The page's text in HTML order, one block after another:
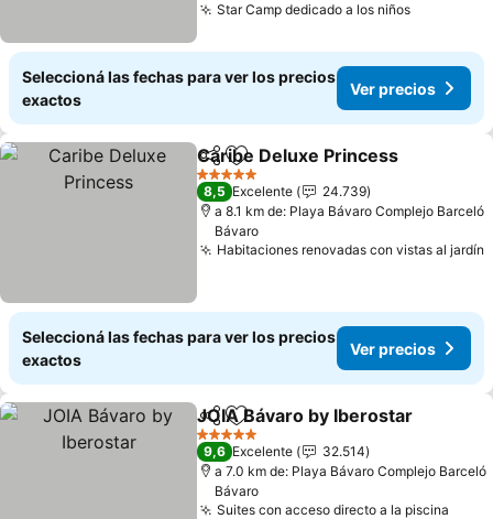
Star Camp dedicado a los niños
Seleccioná las fechas para ver los precios
exactos
Ver precios
CompartirAñadir a favoritos
Caribe Deluxe Princess
5 Estrellas
8,5 Excelente
24.739
a 8.1 km de: Playa Bávaro Complejo Barceló
Bávaro
Habitaciones renovadas con vistas al jardín
Seleccioná las fechas para ver los precios
exactos
Ver precios
CompartirAñadir a favoritos
JOIA Bávaro by Iberostar
5 Estrellas
9,6 Excelente
32.514
a 7.0 km de: Playa Bávaro Complejo Barceló
Bávaro
Suites con acceso directo a la piscina